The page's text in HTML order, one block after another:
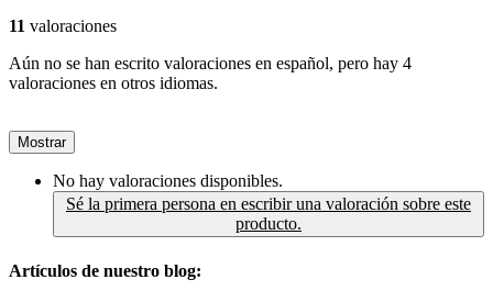
11 valoraciones
Aún no se han escrito valoraciones en español, pero hay 4
valoraciones en otros idiomas.
Mostrar
No hay valoraciones disponibles.
Sé la primera persona en escribir una valoración sobre este
producto.
Artículos de nuestro blog: